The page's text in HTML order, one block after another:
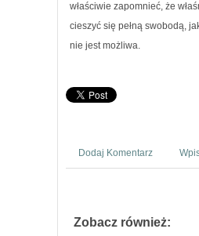
właściwie zapomnieć, że
cieszyć się pełną swobodą,
nie jest możliwa.
Dodaj Komentarz
Zobacz również: